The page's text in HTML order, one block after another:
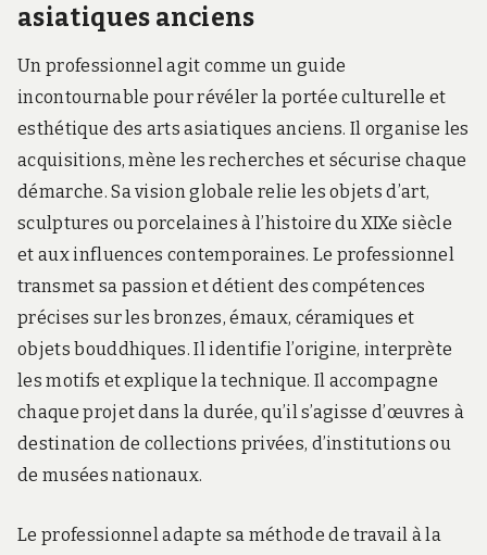
asiatiques anciens
Un professionnel agit comme un guide
incontournable pour révéler la portée culturelle et
esthétique des arts asiatiques anciens. Il organise les
acquisitions, mène les recherches et sécurise chaque
démarche. Sa vision globale relie les objets d’art,
sculptures ou porcelaines à l’histoire du XIXe siècle
et aux influences contemporaines. Le professionnel
transmet sa passion et détient des compétences
précises sur les bronzes, émaux, céramiques et
objets bouddhiques. Il identifie l’origine, interprète
les motifs et explique la technique. Il accompagne
chaque projet dans la durée, qu’il s’agisse d’œuvres à
destination de collections privées, d’institutions ou
de musées nationaux.
Le professionnel adapte sa méthode de travail à la